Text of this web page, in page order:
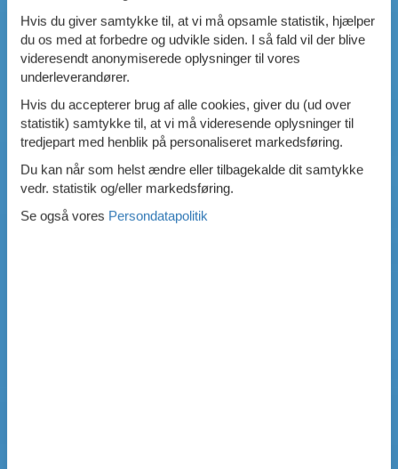
Hvis du giver samtykke til, at vi må opsamle statistik, hjælper
du os med at forbedre og udvikle siden. I så fald vil der blive
videresendt anonymiserede oplysninger til vores
underleverandører.
Hvis du accepterer brug af alle cookies, giver du (ud over
statistik) samtykke til, at vi må videresende oplysninger til
tredjepart med henblik på personaliseret markedsføring.
Du kan når som helst ændre eller tilbagekalde dit samtykke
vedr. statistik og/eller markedsføring.
Se også vores Persondatapolitik